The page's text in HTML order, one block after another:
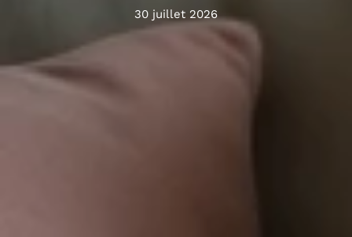
30 juillet 2026